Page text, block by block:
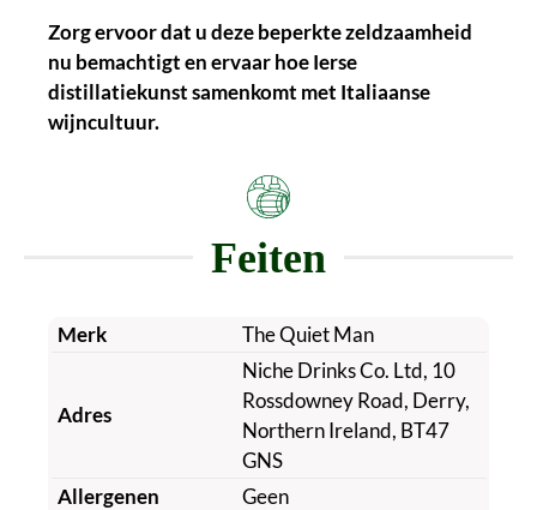
Zorg ervoor dat u deze beperkte zeldzaamheid
nu bemachtigt en ervaar hoe Ierse
distillatiekunst samenkomt met Italiaanse
wijncultuur.
Feiten
Merk The Quiet Man
Adres
Niche Drinks Co. Ltd, 10
Rossdowney Road, Derry,
Northern Ireland, BT47
GNS
Allergenen
Geen